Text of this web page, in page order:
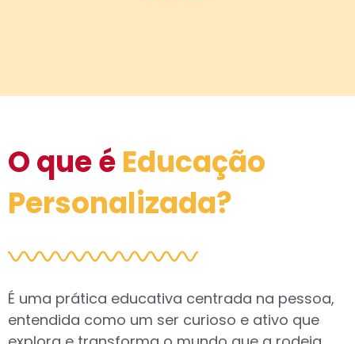
O que éEducação
Personalizada?
É uma prática educativa centrada na pessoa,
entendida como um ser curioso e ativo que